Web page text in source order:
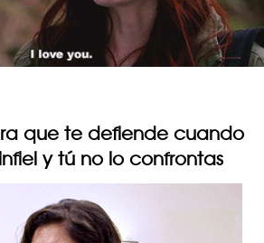
que te defiende cuando
y tú no lo confrontas